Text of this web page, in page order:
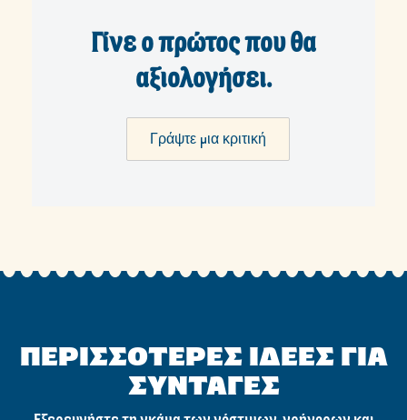
Γίνε ο πρώτος που θα
αξιολογήσει.
Γράψτε μια κριτική
ΠΕΡΙΣΣΟΤΕΡΕΣ ΙΔΕΕΣ ΓΙΑ
ΣΥΝΤΑΓΕΣ